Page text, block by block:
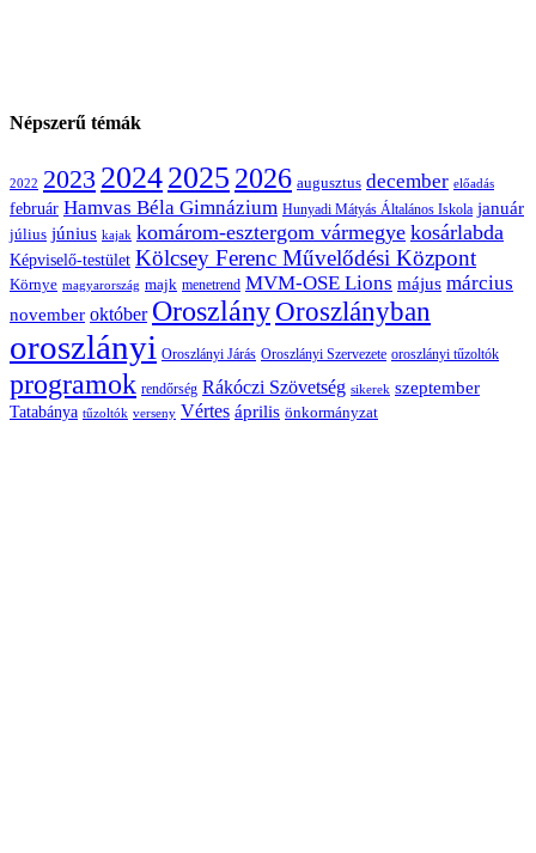
Népszerű témák
2022 2023 20242025 2026 augusztus december előadás
február Hamvas Béla Gimnázium Hunyadi Mátyás Általános Iskola január
július június kajak komárom-esztergom vármegye kosárlabda
Képviselő-testület Kölcsey Ferenc Művelődési Központ
Környe magyarország majk menetrend MVM-OSE Lions május március
november október Oroszlány Oroszlányban
oroszlányi Oroszlányi Járás Oroszlányi Szervezete oroszlányi tűzoltók
programok rendőrség Rákóczi Szövetség sikerek szeptember
Tatabánya tűzoltók verseny Vértes április önkormányzat